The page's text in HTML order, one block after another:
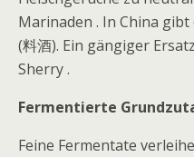
Marinaden . In China
(料酒). Ein gängiger
Sherry .
Fermentierte
Feine Fermentate